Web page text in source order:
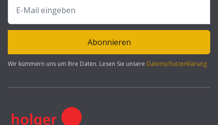
Abonnieren
Wir kümmern uns um Ihre Daten. Lesen Sie unsere Datenschutzerklärung